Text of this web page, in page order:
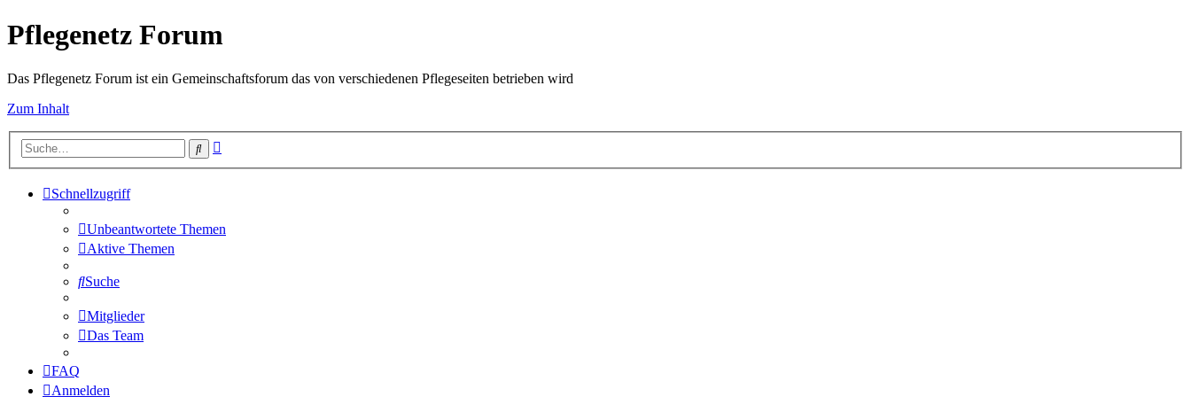
Pflegenetz Forum
Das Pflegenetz Forum ist ein Gemeinschaftsforum das von verschiedenen Pflegeseiten betrieben wird
Zum Inhalt
Suche
Schnellzugriff
Unbeantwortete Themen
Aktive Themen
Suche
Mitglieder
Das Team
FAQ
Anmelden